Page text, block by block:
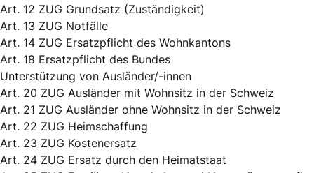
Art. 12 ZUG Grundsatz (Zuständigkeit)
Art. 13 ZUG Notfälle
Art. 14 ZUG Ersatzpflicht des Wohnkantons
Art. 18 Ersatzpflicht des Bundes
Unterstützung von Ausländer/-innen
Art. 20 ZUG Ausländer mit Wohnsitz in der Schweiz
Art. 21 ZUG Ausländer ohne Wohnsitz in der Schweiz
Art. 22 ZUG Heimschaffung
Art. 23 ZUG Kostenersatz
Art. 24 ZUG Ersatz durch den Heimatstaat